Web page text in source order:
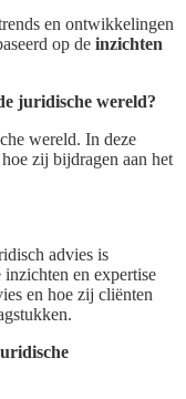
en ontwikkelingen
op de inzichten
juridische wereld?
wereld. In deze
zij bijdragen aan het
advies is
inzichten en expertise
en hoe zij cliënten